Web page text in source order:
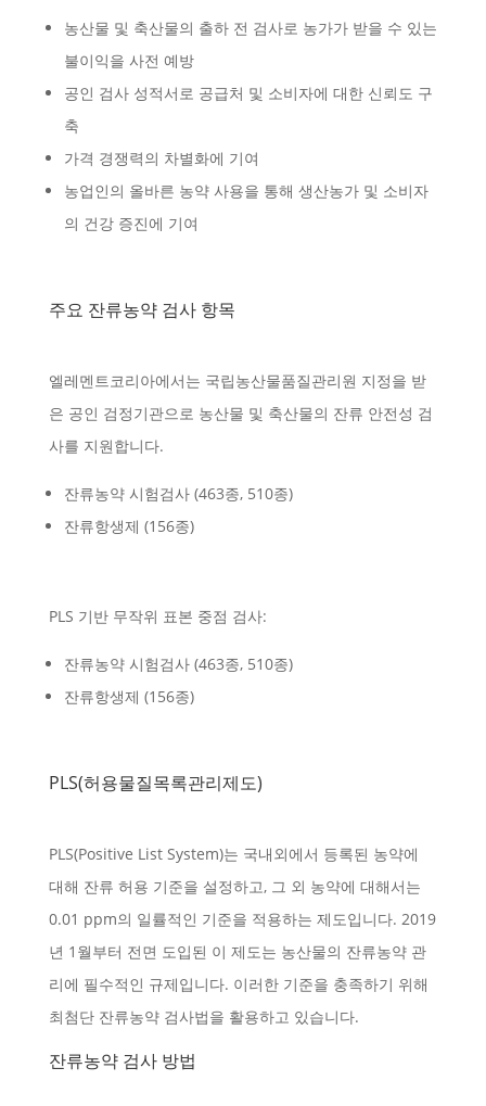
농산물 및 축산물의 출하 전 검사로 농가가 받을 수 있는
불이익을 사전 예방
공인 검사 성적서로 공급처 및 소비자에 대한 신뢰도 구
축
가격 경쟁력의 차별화에 기여
농업인의 올바른 농약 사용을 통해 생산농가 및 소비자
의 건강 증진에 기여
주요 잔류농약 검사 항목
엘레멘트코리아에서는 국립농산물품질관리원 지정을 받
은 공인 검정기관으로 농산물 및 축산물의 잔류 안전성 검
사를 지원합니다.
잔류농약 시험검사 (463종, 510종)
잔류항생제 (156종)
PLS 기반 무작위 표본 중점 검사:
잔류농약 시험검사 (463종, 510종)
잔류항생제 (156종)
PLS(허용물질목록관리제도)
PLS(Positive List System)는 국내외에서 등록된 농약에
대해 잔류 허용 기준을 설정하고, 그 외 농약에 대해서는
0.01 ppm의 일률적인 기준을 적용하는 제도입니다. 2019
년 1월부터 전면 도입된 이 제도는 농산물의 잔류농약 관
리에 필수적인 규제입니다. 이러한 기준을 충족하기 위해
최첨단 잔류농약 검사법을 활용하고 있습니다.
잔류농약 검사 방법